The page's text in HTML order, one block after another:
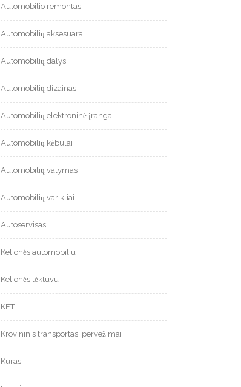
Automobilio remontas
Automobilių aksesuarai
Automobilių dalys
Automobilių dizainas
Automobilių elektroninė įranga
Automobilių kėbulai
Automobilių valymas
Automobilių varikliai
Autoservisas
Kelionės automobiliu
Kelionės lėktuvu
KET
Krovininis transportas, pervežimai
Kuras